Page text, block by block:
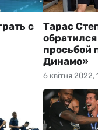
с
6 квітня 2022,
Тарас
просьбой
Динамо»